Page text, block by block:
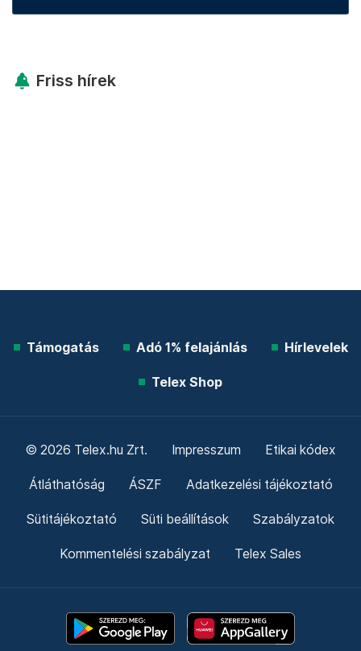
Friss hírek
Támogatás Adó 1% felajánlás Hírlevelek
Telex Shop
© 2026 Telex.hu Zrt. Impresszum Etikai kódex
Átláthatóság ÁSZF Adatkezelési tájékoztató
Sütitájékoztató Süti beállítások Szabályzatok
Kommentelési szabályzat Telex Sales